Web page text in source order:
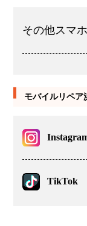
その他スマホ
モバイルリペア
TikTok